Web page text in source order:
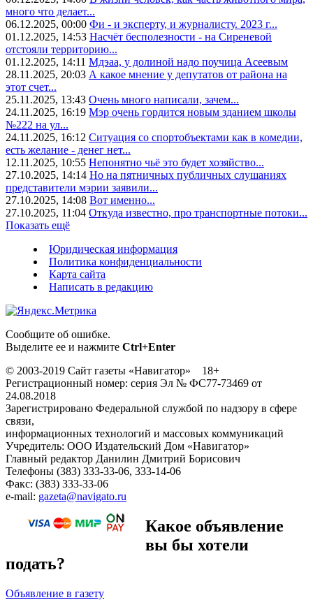
много что делает...
06.12.2025, 00:00 Фи - и эксперту, и журналисту. 2023 г...
01.12.2025, 14:53 Насчёт бесполезности - на Сиреневой
отстояли территорию...
01.12.2025, 14:11 Мдэаа, у долиной надо поучица Асеевым
28.11.2025, 20:03 А какое мнение у депутатов от района на
этот счет...
25.11.2025, 13:43 Очень много написали, зачем...
24.11.2025, 16:19 Мэр очень гордится новым зданием школы
№222 на ул...
24.11.2025, 16:12 Ситуация со спортобъектами как в комедии,
есть желание - денег нет...
12.11.2025, 10:55 Непонятно чьё это будет хозяйство...
27.10.2025, 14:14 Но на пятничных публичных слушаниях
представители мэрии заявили...
27.10.2025, 14:08 Вот именно...
27.10.2025, 11:04 Откуда известно, про транспортные потоки...
Показать ещё
Юридическая информация
Политика конфиденциальности
Карта сайта
Написать в редакцию
Сообщите об ошибке.
Выделите ее и нажмите Ctrl+Enter
© 2003-2019 Сайт газеты «Навигатор» 18+
Регистрационный номер: серия Эл № ФС77-73469 от
24.08.2018
Зарегистрировано Федеральной службой по надзору в сфере
связи,
информационных технологий и массовых коммуникаций
Учредитель: ООО Издательский Дом «Навигатор»
Главный редактор Данилин Дмитрий Борисович
Телефоны (383) 333-33-06, 333-14-06
Факс: (383) 333-33-06
e-mail: gazeta@navigato.ru
Какое объявление
вы бы хотели
подать?
Объявление в газету